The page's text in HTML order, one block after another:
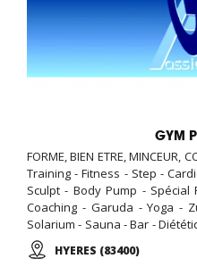
GYM
FORME, BIEN ETRE, MINCEUR,
Training - Fitness - Step -
Sculpt - Body Pump - Spécial
Coaching - Garuda - Yoga -
Solarium - Sauna - Bar -
visite, la première séance
l'accès au sauna est offert
HYERES (83400)